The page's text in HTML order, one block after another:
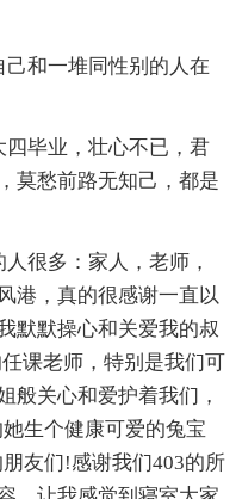
和一堆同性别的人在
毕业，壮心不已，君
莫愁前路无知己，都是
很多：家人，老师，
港，真的很感谢一直以
默默操心和关爱我的叔
课老师，特别是我们可
般关心和爱护着我们，
生个健康可爱的兔宝
友们!感谢我们403的所